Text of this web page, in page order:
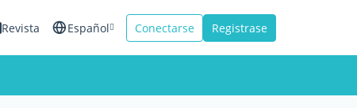
Revista Español Conectarse Registrase